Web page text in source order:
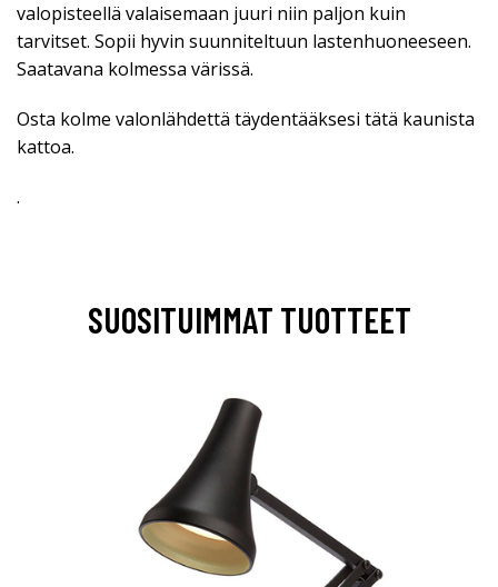
valopisteellä valaisemaan juuri niin paljon kuin
tarvitset. Sopii hyvin suunniteltuun lastenhuoneeseen.
Saatavana kolmessa värissä.
Osta kolme valonlähdettä täydentääksesi tätä kaunista
kattoa.
.
SUOSITUIMMAT TUOTTEET